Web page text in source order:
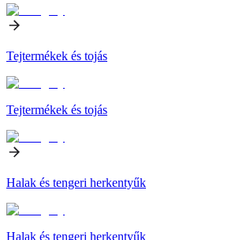
Tejtermékek és tojás
Tejtermékek és tojás
Halak és tengeri herkentyűk
Halak és tengeri herkentyűk